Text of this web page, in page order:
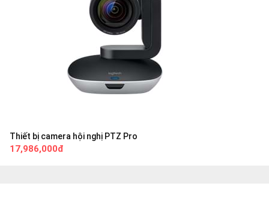
Thiết bị camera hội nghị PTZ Pro
17,986,000đ